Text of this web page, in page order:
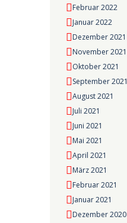
Februar 2022
Januar 2022
Dezember 2021
November 2021
Oktober 2021
September 2021
August 2021
Juli 2021
Juni 2021
Mai 2021
April 2021
März 2021
Februar 2021
Januar 2021
Dezember 2020